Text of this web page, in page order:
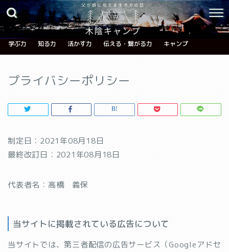
学ぶ力 知る力 活かす力 伝える・繋がる力 キャンプ
プライバシーポリシー
制定日：2021年08月18日
最終改訂日：2021年08月18日
代表者名：高橋 義保
当サイトに掲載されている広告について
当サイトでは、第三者配信の広告サービス（Googleアドセ